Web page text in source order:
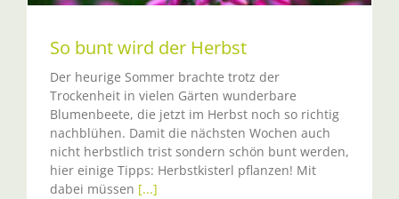
So bunt wird der Herbst
Der heurige Sommer brachte trotz der
Trockenheit in vielen Gärten wunderbare
Blumenbeete, die jetzt im Herbst noch so richtig
nachblühen. Damit die nächsten Wochen auch
nicht herbstlich trist sondern schön bunt werden,
hier einige Tipps: Herbstkisterl pflanzen! Mit
dabei müssen [...]